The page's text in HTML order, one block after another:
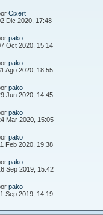
Cixert
Dic 2020, 17:48
pako
Oct 2020, 15:14
pako
Ago 2020, 18:55
pako
Jun 2020, 14:45
pako
Mar 2020, 15:05
pako
Feb 2020, 19:38
pako
Sep 2019, 15:42
pako
Sep 2019, 14:19